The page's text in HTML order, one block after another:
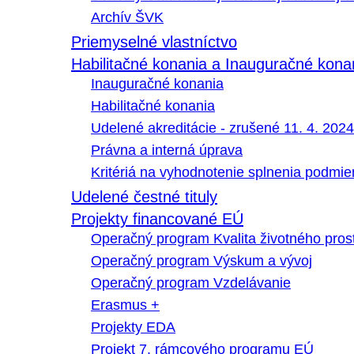
Archív ŠVK
Priemyselné vlastníctvo
Habilitačné konania a Inauguračné
Inauguračné konania
Habilitačné konania
Udelené akreditácie - zrušené 11. 4. 2024
Právna a interná úprava
Kritériá na vyhodnotenie splnenia
Udelené čestné tituly
Projekty financované EÚ
Operačný program Kvalita životného
Operačný program Výskum a vývoj
Operačný program Vzdelávanie
Erasmus +
Projekty EDA
Projekt 7. rámcového programu EÚ